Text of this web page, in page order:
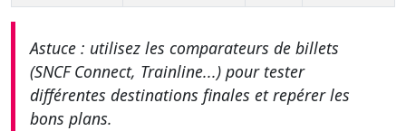
Astuce : utilisez les comparateurs de billets
(SNCF Connect, Trainline...) pour tester
différentes destinations finales et repérer les
bons plans.